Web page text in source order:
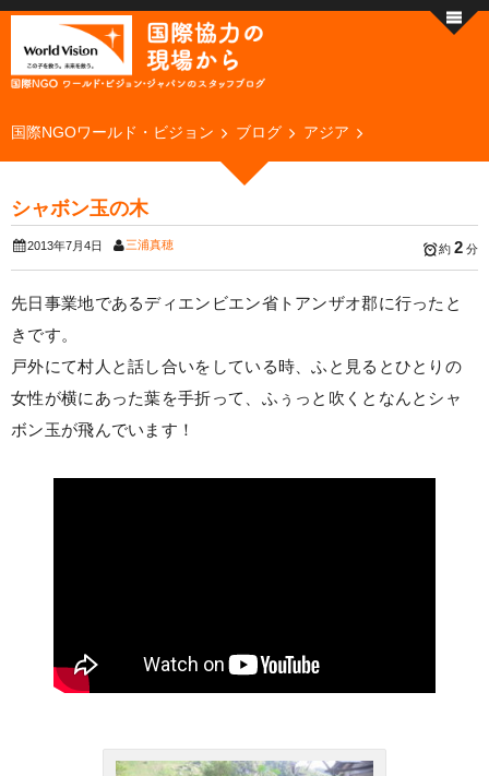
国際NGOワールド・ビジョン ブログ アジア
シャボン玉の木
2013年7月4日 三浦真穂 約 2 分
先日事業地であるディエンビエン省トアンザオ郡に行ったと
きです。
戸外にて村人と話し合いをしている時、ふと見るとひとりの
女性が横にあった葉を手折って、ふぅっと吹くとなんとシャ
ボン玉が飛んでいます！